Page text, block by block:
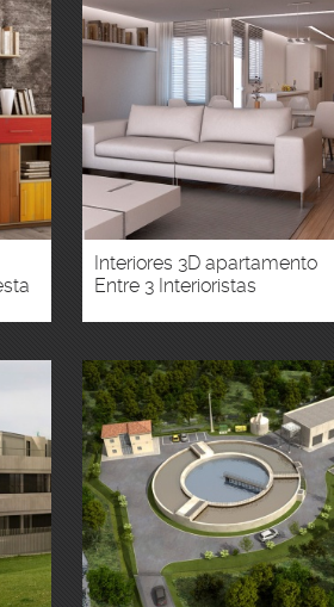
Interiores 3D apartamento
Entre 3 Interioristas